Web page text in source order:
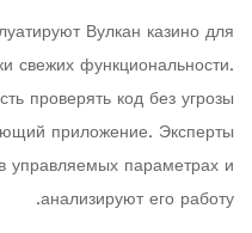
Вулкан казино для
свежих функциональности.
проверять код без угрозы
приложение. Эксперты
управляемых параметрах и
анализируют его работу.